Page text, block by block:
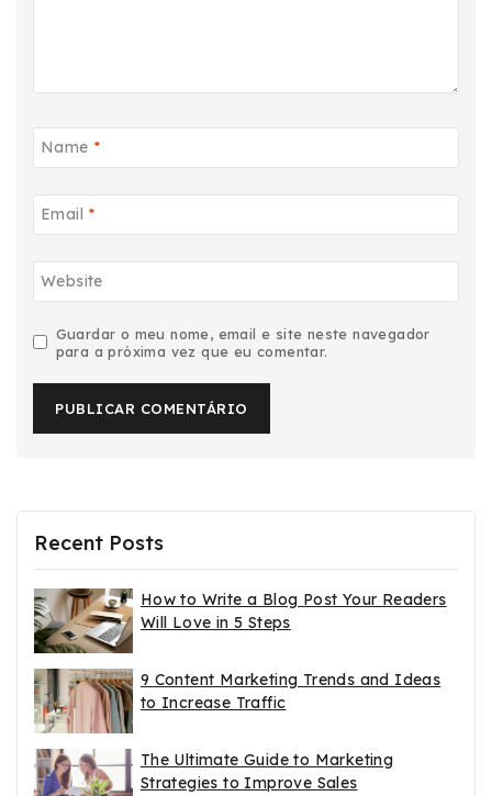
Name *
Email *
Website
Guardar o meu nome, email e site neste navegador
para a próxima vez que eu comentar.
Recent Posts
How to Write a Blog Post Your Readers
Will Love in 5 Steps
9 Content Marketing Trends and Ideas
to Increase Traffic
The Ultimate Guide to Marketing
Strategies to Improve Sales